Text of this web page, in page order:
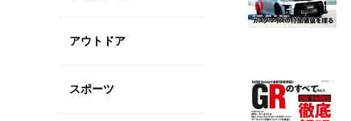
アウトドア
スポーツ